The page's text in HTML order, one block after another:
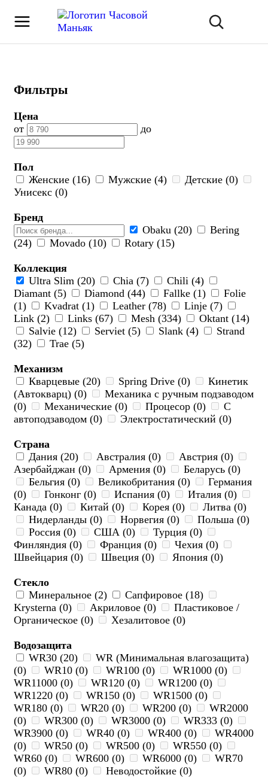
Фильтры
Цена
от
до
Пол
Женские (16)
Мужские (4)
Детские (0)
Унисекс (0)
Бренд
Obaku (20)
Bering
(24)
Movado (10) Rotary (15)
Коллекция
Ultra Slim (20)
Chia (7)
Chili (4)
Diamant (5)
Diamond (44) Fallke (1)
Folie
(1)
Kvadrat (1) Leather (78)
Linje (7)
Link (2)
Links (67) Mesh (334)
Oktant (14)
Salvie (12)
Serviet (5) Slank (4)
Strand
(32)
Trae (5)
Механизм
Кварцевые (20)
Spring Drive (0)
Кинетик
(Автокварц) (0)
Механика с ручным подзаводом
(0)
Механические (0) Процесор (0)
С
автоподзаводом (0)
Электростатический (0)
Страна
Дания (20)
Австралия (0)
Австрия (0)
Азербайджан (0)
Армения (0)
Беларусь (0)
Бельгия (0)
Великобритания (0)
Германия
(0)
Гонконг (0) Испания (0)
Италия (0)
Канада (0)
Китай (0) Корея (0)
Литва (0)
Нидерланды (0)
Норвегия (0)
Польша (0)
Россия (0)
США (0)
Турция (0)
Финляндия (0)
Франция (0)
Чехия (0)
Швейцария (0)
Швеция (0) Япония (0)
Стекло
Минеральное (2)
Сапфировое (18)
Krysterna (0)
Акриловое (0)
Пластиковое /
Органическое (0)
Хезалитовое (0)
Водозащита
WR30 (20)
WR (Минимальная влагозащита)
(0)
WR10 (0) WR100 (0)
WR1000 (0)
WR11000 (0)
WR120 (0)
WR1200 (0)
WR1220 (0)
WR150 (0)
WR1500 (0)
WR180 (0)
WR20 (0) WR200 (0)
WR2000
(0)
WR300 (0) WR3000 (0)
WR333 (0)
WR3900 (0)
WR40 (0) WR400 (0)
WR4000
(0)
WR50 (0) WR500 (0)
WR550 (0)
WR60 (0)
WR600 (0) WR6000 (0)
WR70
(0)
WR80 (0) Неводостойкие (0)